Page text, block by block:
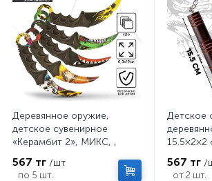
Деревянное оружие,
детское сувенирное
«Керамбит 2», МИКС, ,
567 тг /шт
по 5 шт.
Детское
15.5×2×2
567 тг /
от 2 шт.